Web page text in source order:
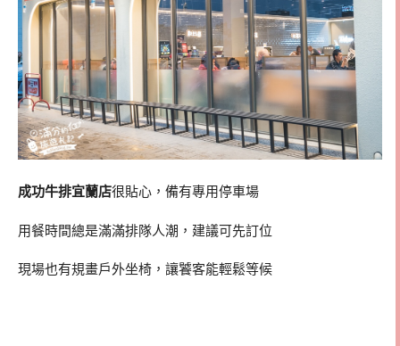
成功牛排宜蘭店很貼心，備有專用停車場
用餐時間總是滿滿排隊人潮，建議可先訂位
現場也有規畫戶外坐椅，讓饕客能輕鬆等候